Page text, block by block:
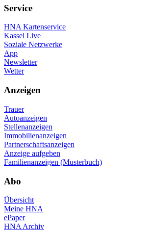
Service
HNA Kartenservice
Kassel Live
Soziale Netzwerke
App
Newsletter
Wetter
Anzeigen
Trauer
Autoanzeigen
Stellenanzeigen
Immobilienanzeigen
Partnerschaftsanzeigen
Anzeige aufgeben
Familienanzeigen (Musterbuch)
Abo
Übersicht
Meine HNA
ePaper
HNA Archiv